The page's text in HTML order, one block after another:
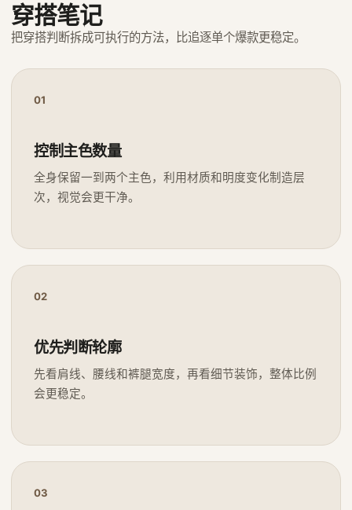
穿搭笔记
把穿搭判断拆成可执行的方法，比追逐单个爆款更稳定。
01
控制主色数量
全身保留一到两个主色，利用材质和明度变化制造层
次，视觉会更干净。
02
优先判断轮廓
先看肩线、腰线和裤腿宽度，再看细节装饰，整体比例
会更稳定。
03